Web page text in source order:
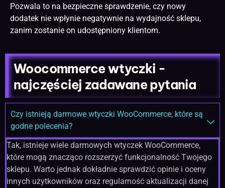
Pozwala to na bezpieczne sprawdzenie, czy nowy
dodatek nie wpłynie negatywnie na wydajność sklepu,
zanim zostanie on udostępniony klientom.
Woocommerce wtyczki -
najczęściej zadawane pytania
Czy istnieją darmowe wtyczki WooCommerce, które są
godne polecenia?
Tak, istnieje wiele darmowych wtyczek WooCommerce,
które mogą znacząco rozszerzyć funkcjonalność Twojego
sklepu. Warto jednak dokładnie sprawdzić opinie i oceny
innych użytkowników oraz regularność aktualizacji danej